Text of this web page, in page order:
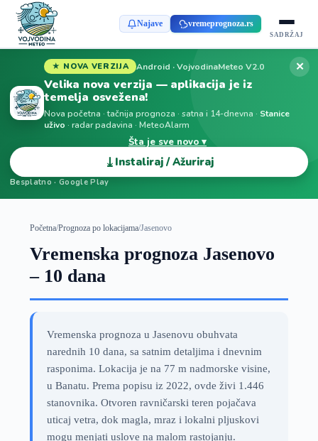
Najave vremeprognoza.rs
SADRŽAJ
★ NOVA VERZIJA Android · VojvodinaMeteo V2.0
Velika nova verzija — aplikacija je iz
temelja osvežena!
Nova početna · tačnija prognoza · satna i 14-dnevna · Stanice
uživo · radar padavina · MeteoAlarm
Šta je sve novo ▾
⤓ Instaliraj / Ažuriraj
Besplatno · Google Play
✕
Početna/Prognoza po lokacijama/Jasenovo
Vremenska prognoza Jasenovo
– 10 dana
Vremenska prognoza u Jasenovu obuhvata
narednih 10 dana, sa satnim detaljima i dnevnim
rasponima. Lokacija je na 77 m nadmorske visine,
u Banatu. Prema popisu iz 2022, ovde živi 1.446
stanovnika. Otvoren ravničarski teren pojačava
uticaj vetra, dok magla, mraz i lokalni pljuskovi
mogu menjati uslove na malom rastojanju.